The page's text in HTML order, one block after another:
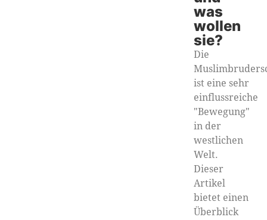
was
wollen
sie?
Die
ist eine sehr
einflussreiche
"Bewegung"
in der
westlichen
Welt.
Dieser
Artikel
bietet einen
Überblick